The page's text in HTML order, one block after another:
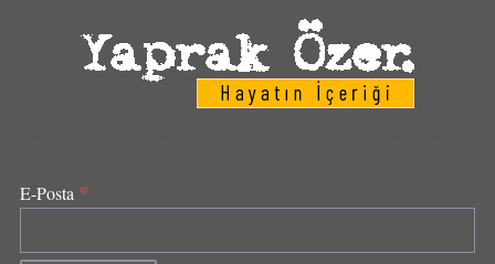
E-Posta *